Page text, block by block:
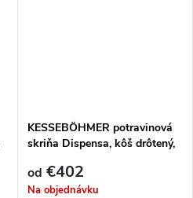
KESSEBÖHMER potravinová
skriňa Dispensa, kôš drôtený,
od €402
Na objednávku